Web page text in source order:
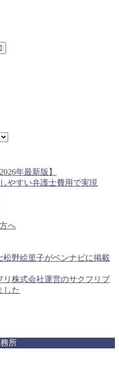
年最新版】
やすい弁護士費用で実現
へ
松野絵里子がベンナビに掲載
リ株式会社運営のサクフリブ
した
所